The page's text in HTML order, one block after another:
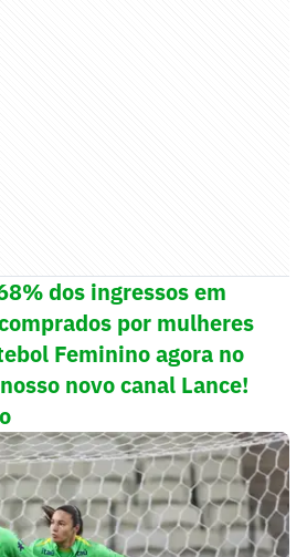
dos ingressos em
por mulheres
Feminino agora no
novo canal Lance!